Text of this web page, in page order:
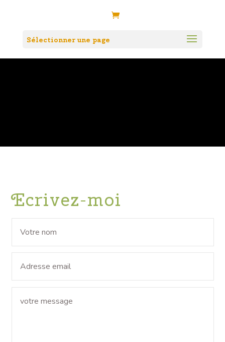
Sélectionner une page
Contactez-
Ecrivez-moi